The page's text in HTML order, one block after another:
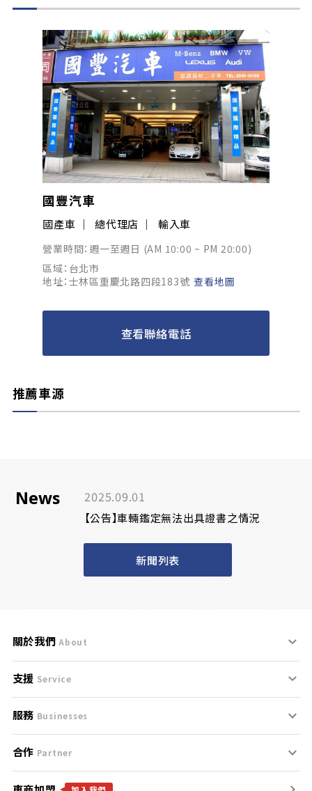
國豐汽車
國產車 總代理店 輸入車
營業時間：週一至週日 (AM 10:00 ~ PM 20:00)
區域：台北市
地址：士林區重慶北路四段183號 查看地圖
查看聯絡電話
推薦車源
News 2025.09.01
【公告】車輛鑑定無法出具證書之情況
新聞列表
關於我們 About
刊登規範
服務條款
免責聲明
支援 Service
支援中心
聯絡我們
服務 Businesses
什麼是Goo鑑定？
合作 Partner